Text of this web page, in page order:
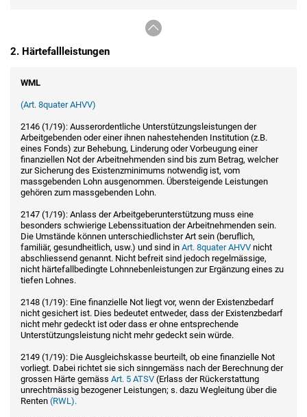
2. Härtefallleistungen
WML
(Art. 8quater AHVV)
2146 (1/19): Ausserordentliche Unterstützungsleistungen der
Arbeitgebenden oder einer ihnen nahestehenden Institution (z.B.
eines Fonds) zur Behebung, Linderung oder Vorbeugung einer
finanziellen Not der Arbeitnehmenden sind bis zum Betrag, welcher
zur Sicherung des Existenzminimums notwendig ist, vom
massgebenden Lohn ausgenommen. Übersteigende Leistungen
gehören zum massgebenden Lohn.
2147 (1/19): Anlass der Arbeitgeberunterstützung muss eine
besonders schwierige Lebenssituation der Arbeitnehmenden sein.
Die Umstände können unterschiedlichster Art sein (beruflich,
familiär, gesundheitlich, usw.) und sind in Art. 8quater AHVV nicht
abschliessend genannt. Nicht befreit sind jedoch regelmässige,
nicht härtefallbedingte Lohnnebenleistungen zur Ergänzung eines zu
tiefen Lohnes.
2148 (1/19): Eine finanzielle Not liegt vor, wenn der Existenzbedarf
nicht gesichert ist. Dies bedeutet entweder, dass der Existenzbedarf
nicht mehr gedeckt ist oder dass er ohne entsprechende
Unterstützungsleistung nicht mehr gedeckt sein würde.
2149 (1/19): Die Ausgleichskasse beurteilt, ob eine finanzielle Not
vorliegt. Dabei richtet sie sich sinngemäss nach der Berechnung der
grossen Härte gemäss Art. 5 ATSV (Erlass der Rückerstattung
unrechtmässig bezogener Leistungen; s. dazu Wegleitung über die
Renten (RWL).